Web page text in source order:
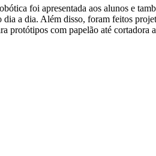
foi apresentada aos alunos e
a dia. Além disso, foram feitos
protótipos com papelão até cortadora